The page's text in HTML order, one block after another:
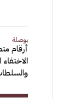
بوصلة
أرقام